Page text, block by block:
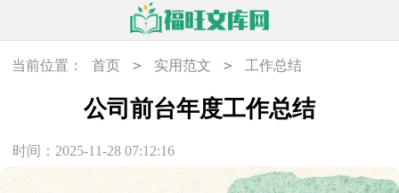
当前位置： 首页 > 实用范文 > 工作总结
公司前台年度工作总结
时间：2025-11-28 07:12:16